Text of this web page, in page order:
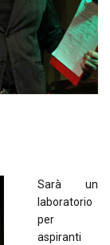
Sarà un
laboratorio
per
aspiranti